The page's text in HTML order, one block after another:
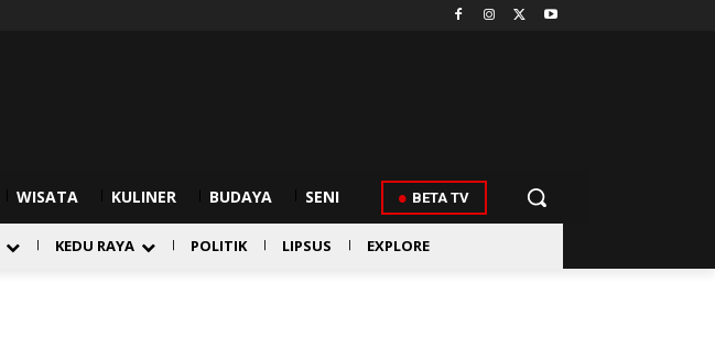
WISATA KULINER BUDAYA SENI BETA TV
KEDU RAYA POLITIK LIPSUS EXPLORE